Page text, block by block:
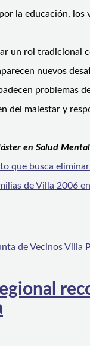
la educación, los
un rol tradicional
nuevos
problemas
del malestar y
en Salud
que busca
de Villa 2006